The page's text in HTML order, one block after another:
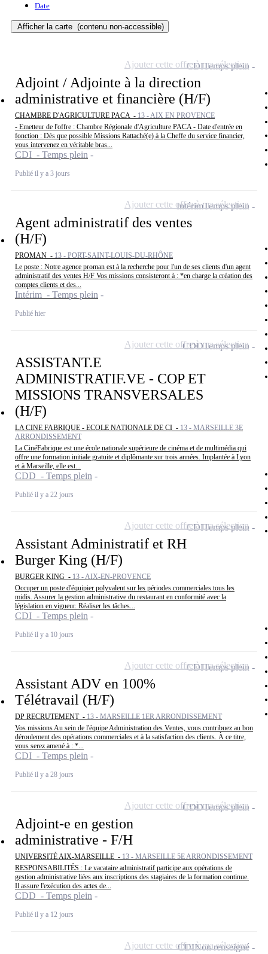
Date
Afficher la carte (contenu non-accessible)
Adjoint / Adjointe à la direction
administrative et financière (H/F)
CHAMBRE D'AGRICULTURE PACA - 13 - AIX EN PROVENCE
- Emetteur de l'offre : Chambre Régionale d'Agriculture PACA - Date d'entrée en
fonction : Dès que possible Missions Rattaché(e) à la Cheffe du service financier,
vous intervenez en véritable bras...
CDI - Temps plein
Publié il y a 3 jours
CDITemps plein
Ajouter cette offre à ma sélection
Agent administratif des ventes
(H/F)
PROMAN - 13 - PORT-SAINT-LOUIS-DU-RHÔNE
Le poste : Notre agence proman est à la recherche pour l'un de ses clients d'un agent
administratif des ventes H/F Vos missions consisteront à : *en charge la création des
comptes clients et des...
Intérim - Temps plein
Publié hier
IntérimTemps plein
Ajouter cette offre à ma sélection
ASSISTANT.E
ADMINISTRATIF.VE - COP ET
MISSIONS TRANSVERSALES
(H/F)
LA CINE FABRIQUE - ECOLE NATIONALE DE CI - 13 - MARSEILLE 3E
ARRONDISSEMENT
La CinéFabrique est une école nationale supérieure de cinéma et de multimédia qui
offre une formation initiale gratuite et diplômante sur trois années. Implantée à Lyon
et à Marseille, elle est...
CDD - Temps plein
Publié il y a 22 jours
CDDTemps plein
Ajouter cette offre à ma sélection
Assistant Administratif et RH
Burger King (H/F)
BURGER KING - 13 - AIX-EN-PROVENCE
Occuper un poste d'équipier polyvalent sur les périodes commerciales tous les
midis. Assurer la gestion administrative du restaurant en conformité avec la
législation en vigueur. Réaliser les tâches...
CDI - Temps plein
Publié il y a 10 jours
CDITemps plein
Ajouter cette offre à ma sélection
Assistant ADV en 100%
Télétravail (H/F)
DP RECRUTEMENT - 13 - MARSEILLE 1ER ARRONDISSEMENT
Vos missions Au sein de l'équipe Administration des Ventes, vous contribuez au bon
déroulement des opérations commerciales et à la satisfaction des clients. À ce titre,
vous serez amené à : *...
CDI - Temps plein
Publié il y a 28 jours
CDITemps plein
Ajouter cette offre à ma sélection
Adjoint-e en gestion
administrative - F/H
UNIVERSITÉ AIX-MARSEILLE - 13 - MARSEILLE 5E ARRONDISSEMENT
RESPONSABILITÉS : Le vacataire administratif participe aux opérations de
gestion administrative liées aux inscriptions des stagiaires de la formation continue.
Il assure l'exécution des actes de...
CDD - Temps plein
Publié il y a 12 jours
CDDTemps plein
Ajouter cette offre à ma sélection
CDINon renseigné
Ajouter cette offre à ma sélection